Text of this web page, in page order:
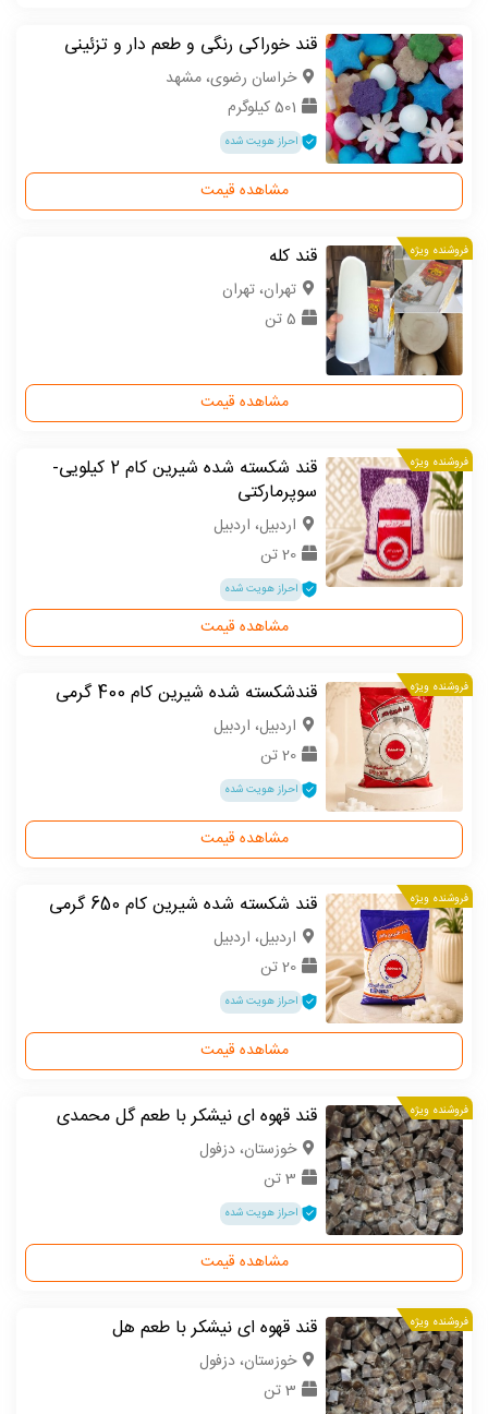
قند خوراکی رنگی و طعم دار و تزئینی
خراسان رضوی، مشهد
501 کیلوگرم
احراز هویت شده
مشاهده قیمت
فروشنده ویژه قند کله
تهران، تهران
5 تن
مشاهده قیمت
فروشنده ویژه
قند شکسته شده شیرین کام 2 کیلویی-
سوپرمارکتی
اردبیل، اردبیل
20 تن
احراز هویت شده
مشاهده قیمت
فروشنده ویژه قندشکسته شده شیرین کام 400 گرمی
اردبیل، اردبیل
20 تن
احراز هویت شده
مشاهده قیمت
فروشنده ویژه قند شکسته شده شیرین کام 650 گرمی
اردبیل، اردبیل
20 تن
احراز هویت شده
مشاهده قیمت
فروشنده ویژه قند قهوه ای نیشکر با طعم گل محمدی
خوزستان، دزفول
3 تن
احراز هویت شده
مشاهده قیمت
فروشنده ویژه قند قهوه ای نیشکر با طعم هل
خوزستان، دزفول
3 تن